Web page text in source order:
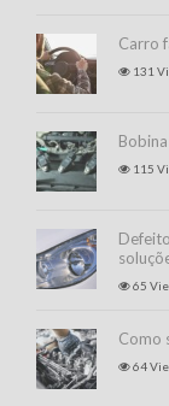
Carro
131
115
65
Como
64